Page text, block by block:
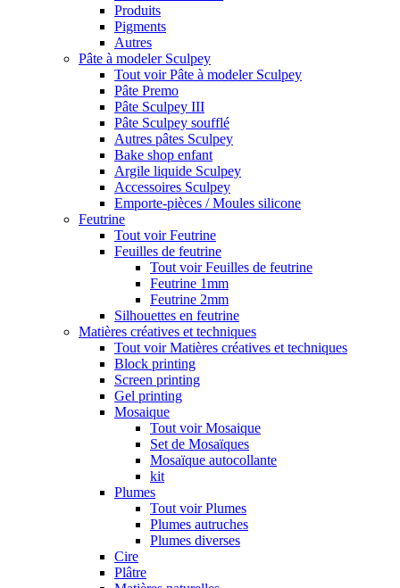
Produits
Pigments
Autres
Pâte à modeler Sculpey
Tout voir Pâte à modeler Sculpey
Pâte Premo
Pâte Sculpey III
Pâte Sculpey soufflé
Autres pâtes Sculpey
Bake shop enfant
Argile liquide Sculpey
Accessoires Sculpey
Emporte-pièces / Moules silicone
Feutrine
Tout voir Feutrine
Feuilles de feutrine
Tout voir Feuilles de feutrine
Feutrine 1mm
Feutrine 2mm
Silhouettes en feutrine
Matières créatives et techniques
Tout voir Matières créatives et techniques
Block printing
Screen printing
Gel printing
Mosaique
Tout voir Mosaique
Set de Mosaïques
Mosaïque autocollante
kit
Plumes
Tout voir Plumes
Plumes autruches
Plumes diverses
Cire
Plâtre